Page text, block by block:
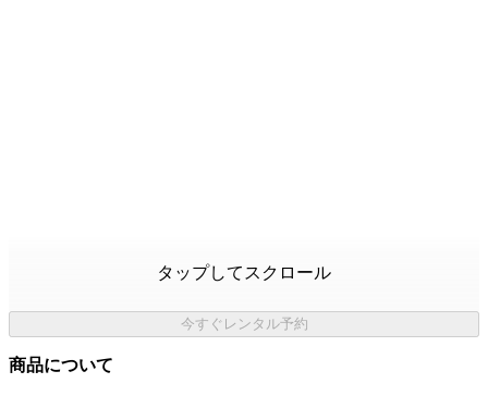
タップしてスクロール
今すぐレンタル予約
商品について